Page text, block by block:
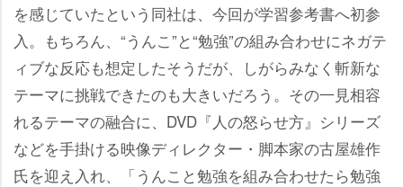
を感じていたという同社は、今回が学習参考書へ初参
入。もちろん、“うんこ”と“勉強”の組み合わせにネガテ
ィブな反応も想定したそうだが、しがらみなく斬新な
テーマに挑戦できたのも大きいだろう。その一見相容
れるテーマの融合に、DVD『人の怒らせ方』シリーズ
などを手掛ける映像ディレクター・脚本家の古屋雄作
氏を迎え入れ、「うんこと勉強を組み合わせたら勉強